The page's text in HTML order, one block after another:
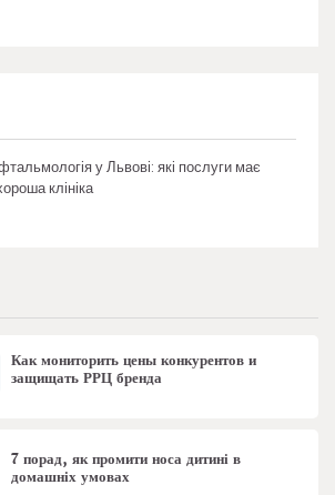
у Львові: які послуги має
клініка
Как мониторить цены конкурентов и
защищать РРЦ бренда
7 порад, як промити носа дитині в
домашніх умовах